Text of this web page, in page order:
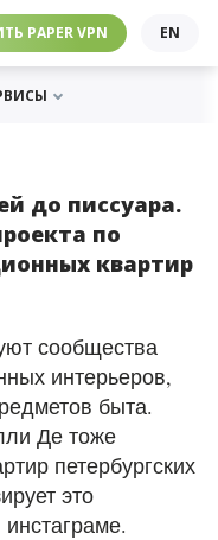
PAPER VPN EN
ЧЕБУРНЕТ
до писсуара.
по
квартир
сообщества
интерьеров,
быта.
Де тоже
петербургских
это
инстаграме.